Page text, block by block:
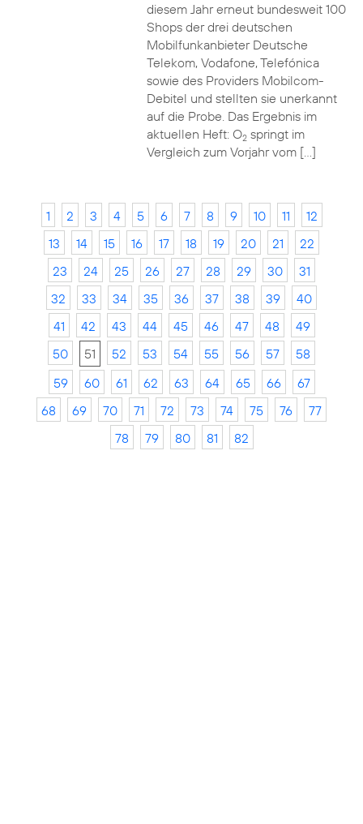
diesem Jahr erneut bundesweit 100
Shops der drei deutschen
Mobilfunkanbieter Deutsche
Telekom, Vodafone, Telefónica
sowie des Providers Mobilcom-
Debitel und stellten sie unerkannt
auf die Probe. Das Ergebnis im
aktuellen Heft: O2springt im
Vergleich zum Vorjahr vom […]
1 2 3 4 5 6 7 8 9 10 11
12
13
14 15 16 17 18 19 20 21
22
23
24 25 26 27 28 29 30
31
32
33 34 35 36 37 38 39
40
41
42 43 44 45 46 47 48
49
50
51 52 53 54 55 56 57
58
59
60 61 62 63 64 65 66
67
68
69 70 71 72 73 74 75 76
77
78
79 80 81 82